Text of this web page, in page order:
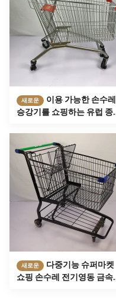
새로운
이용 가능한 손수레
승강기를 쇼핑하는 유럽 종
Q195 강철
새로운
다중기능 슈퍼마켓
쇼핑 손수레 전기영동 금속